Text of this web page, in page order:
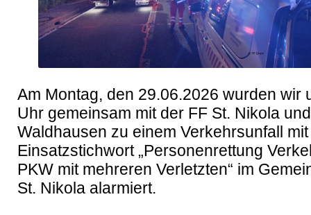
Am Montag, den 29.06.2026 wurden wir
Uhr gemeinsam mit der FF St. Nikola
Waldhausen zu einem Verkehrsunfall
Einsatzstichwort „Personenrettung
PKW mit mehreren Verletzten“ im
St. Nikola alarmiert.